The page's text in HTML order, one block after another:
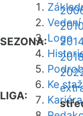
Logo
Ke
Kariéra
SEZONA:
LIGA: